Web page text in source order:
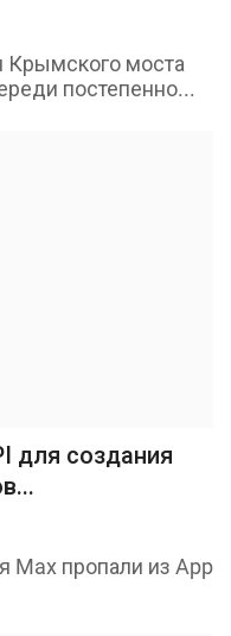
Крымского моста
постепенно...
для создания
Max пропали из App